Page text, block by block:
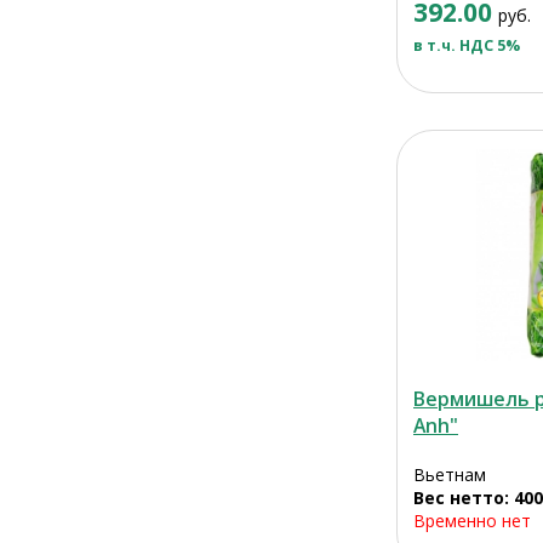
392.00 руб.
в т.ч. НДС 5%
Вермишель
Anh"
Вьетнам
Вес нетто:
Временно нет